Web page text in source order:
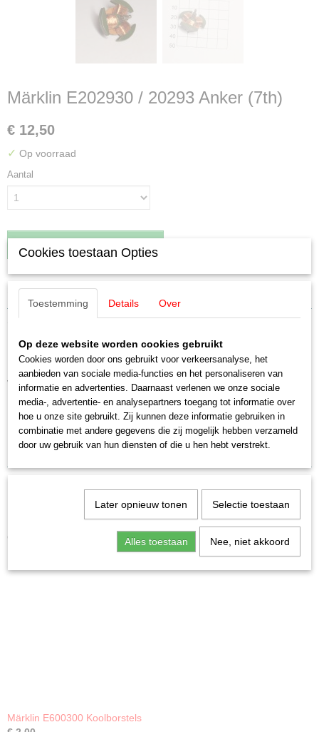
Märklin E202930 / 20293 Anker (7th)
€ 12,50
✓ Op voorraad
Aantal
Specificaties
Productcode leverancier
Schaal
H0 (1:87)
Staat
Nieuw
Märklin E202930 / 20293 Anker (7th)
voor oa 3021
Uitverkocht bij Märklin
Noitite MBTrains ook in Lade 1
Märklin E600300 Koolborstels
Cookies toestaan Opties
Toestemming Details Over
Op deze website worden cookies gebruikt
Cookies worden door ons gebruikt voor verkeersanalyse, het
aanbieden van sociale media-functies en het personaliseren van
informatie en advertenties. Daarnaast verlenen we onze sociale
media-, advertentie- en analysepartners toegang tot informatie over
hoe u onze site gebruikt. Zij kunnen deze informatie gebruiken in
combinatie met andere gegevens die zij mogelijk hebben verzameld
door uw gebruik van hun diensten of die u hen hebt verstrekt.
Later opnieuw tonen Selectie toestaan
Alles toestaan Nee, niet akkoord